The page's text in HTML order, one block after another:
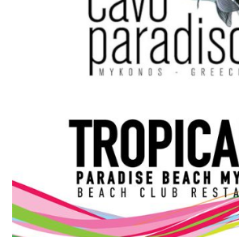
Science & Tech
Σεβασμιώτατος Δωρόθεος Β’
Cost Of Living Crisis
Opinion + Analysis